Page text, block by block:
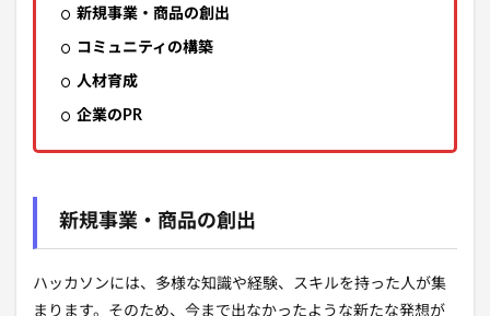
新規事業・商品の創出
コミュニティの構築
人材育成
企業のPR
新規事業・商品の創出
ハッカソンには、多様な知識や経験、スキルを持った人が集
まります。そのため、今まで出なかったような新たな発想が